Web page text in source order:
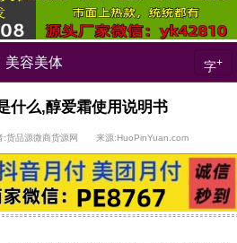
美容美体 字+
什么,醇爱霜使用说明书
品源微商货源网 来源:HuoPinYuan.com